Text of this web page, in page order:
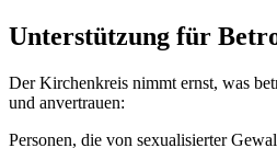
Unterstützung für
Der Kirchenkreis nimmt ernst, was
und anvertrauen:
Personen, die von sexualisierter